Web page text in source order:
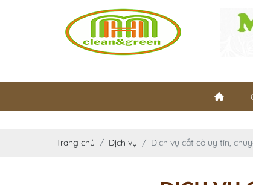
Trang chủ Dịch vụ Dịch vụ cắt cỏ uy tín,